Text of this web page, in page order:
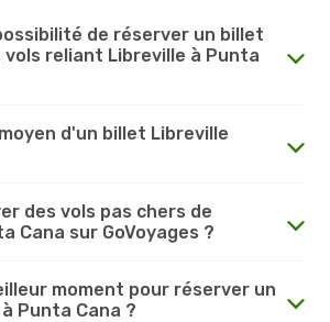
de réserver un billet
reliant Libreville à Punta
d'un billet Libreville
des vols pas chers de
Cana sur GoVoyages ?
moment pour réserver un
Punta Cana ?